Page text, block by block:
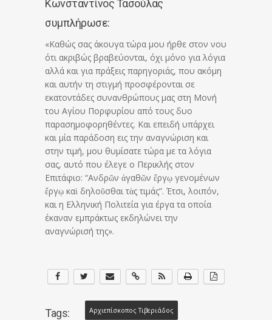
Κωνσταντίνος Τασούλας
συμπλήρωσε:
«Καθώς σας άκουγα τώρα μου ήρθε στον νου
ότι ακριβώς βραβεύονται, όχι μόνο για λόγια
αλλά και για πράξεις παρηγοριάς, που ακόμη
και αυτήν τη στιγμή προσφέρονται σε
εκατοντάδες συνανθρώπους μας στη Μονή
του Αγίου Πορφυρίου από τους δυο
παρασημοφορηθέντες. Και επειδή υπάρχει
και μία παράδοση εις την αναγνώριση και
στην τιμή, μου θυμίσατε τώρα με τα λόγια
σας, αυτό που έλεγε ο Περικλής στον
Επιτάφιο: “Ανδρῶν ἀγαθῶν ἔργῳ γενομένων
ἔργῳ καὶ δηλοῦσθαι τὰς τιμάς”. Έτσι, λοιπόν,
και η Ελληνική Πολιτεία για έργα τα οποία
έκαναν εμπράκτως εκδηλώνει την
αναγνώρισή της».
Tags: Αρχιεπίσκοπος Τιβεριάδος